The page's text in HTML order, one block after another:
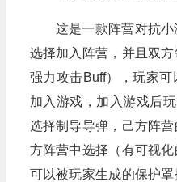
这是一款阵营对抗
选择加入阵营，并且双
强力攻击Buff），玩家
加入游戏，加入游戏后
选择制导导弹，己方阵
方阵营中选择（有可视
可以被玩家生成的保护